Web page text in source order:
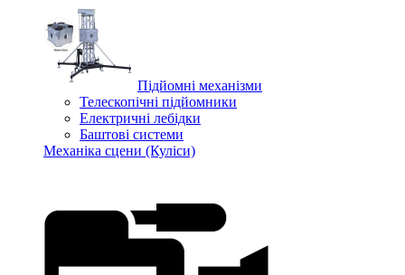
Підйомні механізми
Телескопічні підйомники
Електричні лебідки
Баштові системи
Механіка сцени (Куліси)